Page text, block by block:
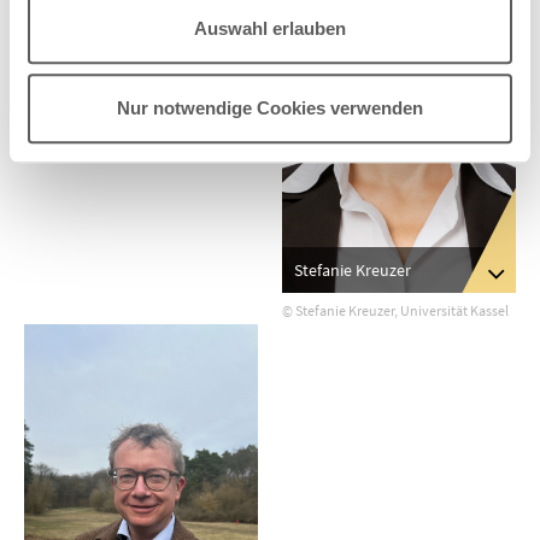
Auswahl erlauben
Nur notwendige Cookies verwenden
Stefanie Kreuzer
© Stefanie Kreuzer, Universität Kassel